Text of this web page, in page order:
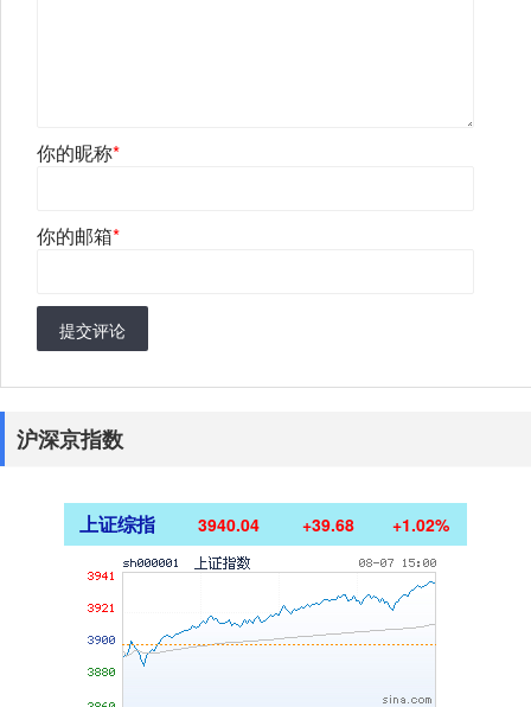
你的昵称*
你的邮箱*
提交评论
沪深京指数
上证综指 3940.04 +39.68 +1.02%